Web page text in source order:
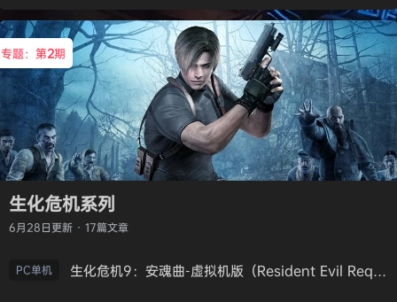
专题：第2期
生化危机系列
6月28日更新 · 17篇文章
PC单机 生化危机9：安魂曲-虚拟机版（Resident Evil Requiem HYPERVISOR）免安装中文版